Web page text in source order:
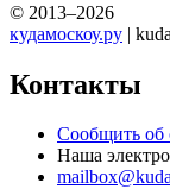
© 2013–2026
кудамоскоу.ру |
Контакты
Сообщить об
Наша